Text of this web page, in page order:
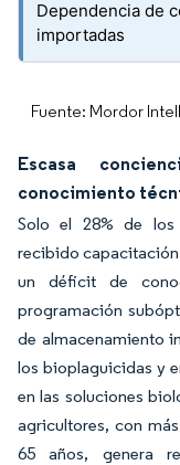
Dependencia de
importadas
Fuente: Mordor
Escasa
conocimiento
Solo el 28% de los
recibido
un déficit de
programación
de almacenamiento
los bioplaguicidas y
en las soluciones
agricultores, con
65 años, genera